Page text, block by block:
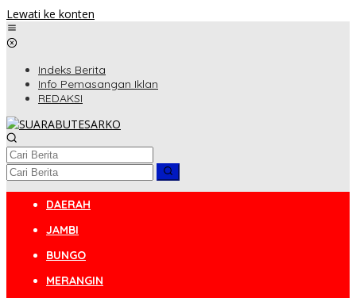
Lewati ke konten
Indeks Berita
Info Pemasangan Iklan
REDAKSI
DAERAH
JAMBI
BUNGO
MERANGIN